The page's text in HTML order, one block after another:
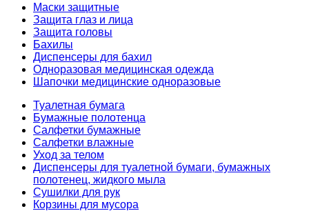
Маски защитные
Защита глаз и лица
Защита головы
Бахилы
Диспенсеры для бахил
Одноразовая медицинская одежда
Шапочки медицинские одноразовые
Туалетная бумага
Бумажные полотенца
Салфетки бумажные
Салфетки влажные
Уход за телом
Диспенсеры для туалетной бумаги, бумажных
полотенец, жидкого мыла
Сушилки для рук
Корзины для мусора